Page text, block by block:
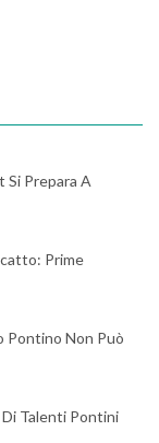
Si Prepara A
Prime
Pontino Non Può
Di Talenti Pontini